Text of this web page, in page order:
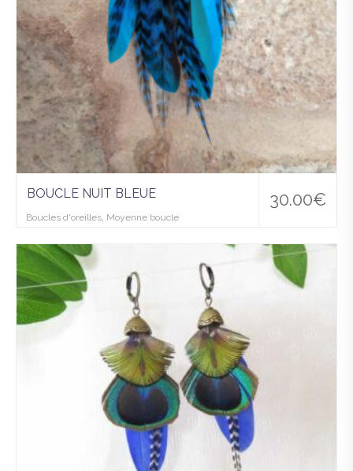
30.00€
BOUCLE NUIT BLEUE
Boucles d'oreilles, Moyenne boucle
uter
à la
wis